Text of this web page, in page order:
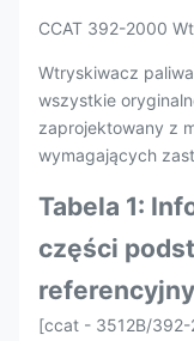
CCAT 392-2000
Wtryskiwacz
wszystkie
zaprojektowany z
wymagających
Tabela 1:
części
[ccat - 3512B/